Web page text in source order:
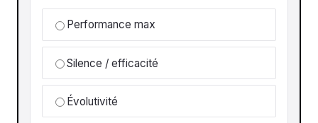
Performance max
Silence / efficacité
Évolutivité